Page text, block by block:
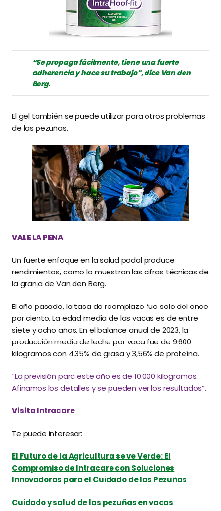
“Se propaga fácilmente, tiene una fuerte
adherencia y hace su trabajo”, dice Van den
Berg.
El gel también se puede utilizar para otros problemas
de las pezuñas.
VALE LA PENA
Un fuerte enfoque en la salud podal produce
rendimientos, como lo muestran las cifras técnicas de
la granja de Van den Berg.
El año pasado, la tasa de reemplazo fue solo del once
por ciento. La edad media de las vacas es de entre
siete y ocho años. En el balance anual de 2023, la
producción media de leche por vaca fue de 9.600
kilogramos con 4,35% de grasa y 3,56% de proteína.
“La previsión para este año es de 10.000 kilogramos.
Afinamos los detalles y se pueden ver los resultados”.
Visita Intracare
Te puede interesar:
El Futuro de la Agricultura se ve Verde: El
Compromiso de Intracare con Soluciones
Innovadoras para el Cuidado de las Pezuñas
Cuidado y salud de las pezuñas en vacas